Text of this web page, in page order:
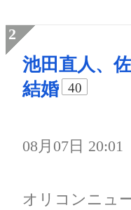
池田直人、
結婚
40
08月07日 20:01
オリコンニュ